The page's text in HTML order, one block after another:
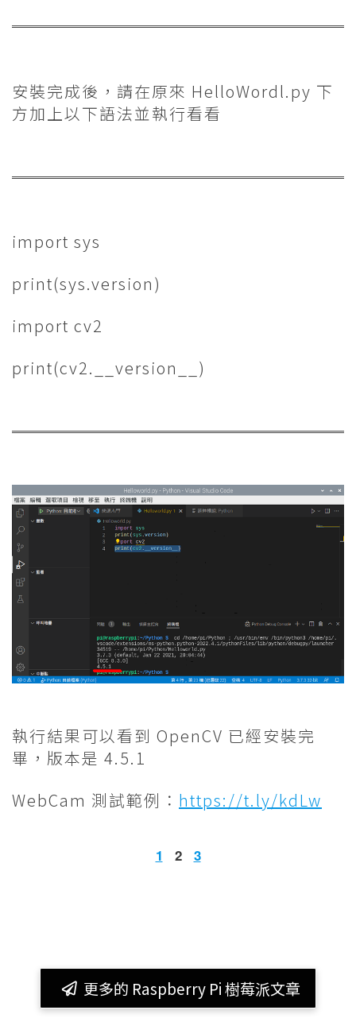
安裝完成後，請在原來 HelloWordl.py 下
方加上以下語法並執行看看
import sys
print(sys.version)
import cv2
print(cv2.__version__)
執行結果可以看到 OpenCV 已經安裝完
畢，版本是 4.5.1
WebCam 測試範例： https://t.ly/kdLw
1 2 3
更多的 Raspberry Pi 樹莓派文章